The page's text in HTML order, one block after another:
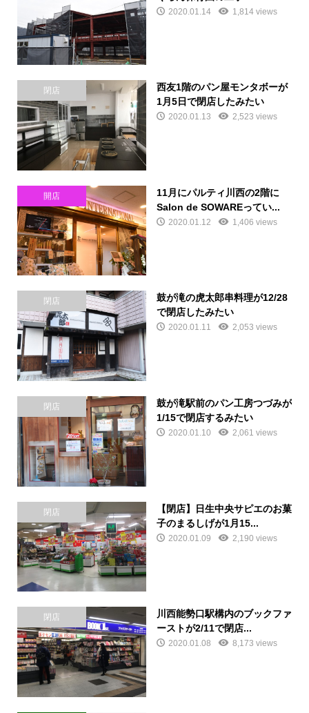
2020.01.14 1,814 views
閉店
西友1階のパン屋モンタボーが
1月5日で閉店したみたい
2020.01.13 2,523 views
開店
11月にパルティ川西の2階に
Salon de SOWAREってい...
2020.01.12 1,406 views
閉店
鼓が滝の虎太郎串料理が12/28
で閉店したみたい
2020.01.11 2,053 views
閉店
鼓が滝駅前のパン工房つづみが
1/15で閉店するみたい
2020.01.10 2,061 views
閉店
【閉店】日生中央サピエのお菓
子のまるしげが1月15...
2020.01.09 2,190 views
閉店
川西能勢口駅構内のブックファ
ーストが2/11で閉店...
2020.01.08 8,173 views